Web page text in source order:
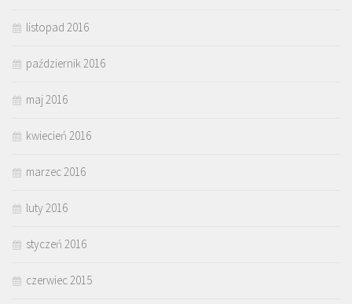
listopad 2016
październik 2016
maj 2016
kwiecień 2016
marzec 2016
luty 2016
styczeń 2016
czerwiec 2015